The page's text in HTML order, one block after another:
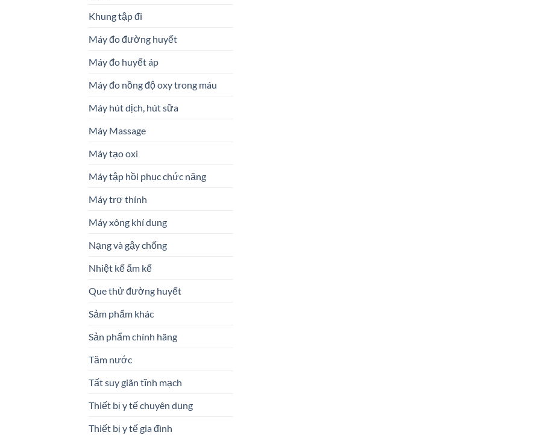
Khung tập đi
Máy đo đường huyết
Máy đo huyết áp
Máy đo nồng độ oxy trong máu
Máy hút dịch, hút sữa
Máy Massage
Máy tạo oxi
Máy tập hồi phục chức năng
Máy trợ thính
Máy xông khí dung
Nạng và gậy chống
Nhiệt kế ẩm kế
Que thử đường huyết
Sảm phẩm khác
Sản phẩm chính hãng
Tăm nước
Tất suy giãn tĩnh mạch
Thiết bị y tế chuyên dụng
Thiết bị y tế gia đình